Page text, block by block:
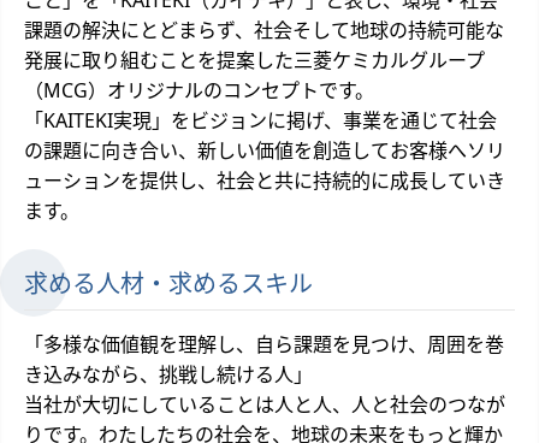
課題の解決にとどまらず、社会そして地球の持続可能な
発展に取り組むことを提案した三菱ケミカルグループ
（MCG）オリジナルのコンセプトです。
「KAITEKI実現」をビジョンに掲げ、事業を通じて社会
の課題に向き合い、新しい価値を創造してお客様へソリ
ューションを提供し、社会と共に持続的に成長していき
ます。
求める人材・求めるスキル
「多様な価値観を理解し、自ら課題を見つけ、周囲を巻
き込みながら、挑戦し続ける人」
当社が大切にしていることは人と人、人と社会のつなが
りです。わたしたちの社会を、地球の未来をもっと輝か